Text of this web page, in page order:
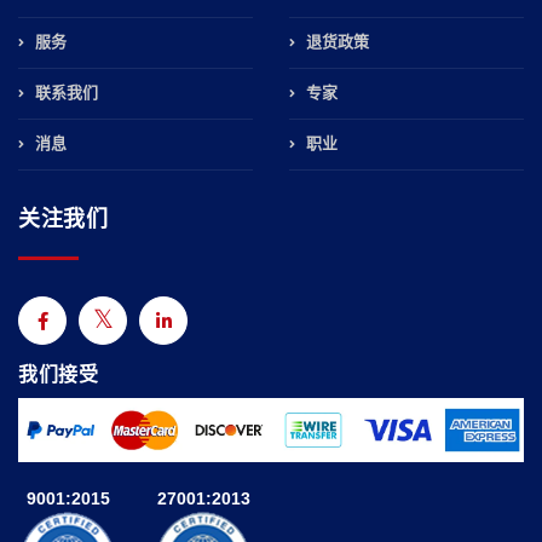
服务
联系我们
消息
退货政策
专家
职业
关注我们
我们接受
9001:2015 27001:2013